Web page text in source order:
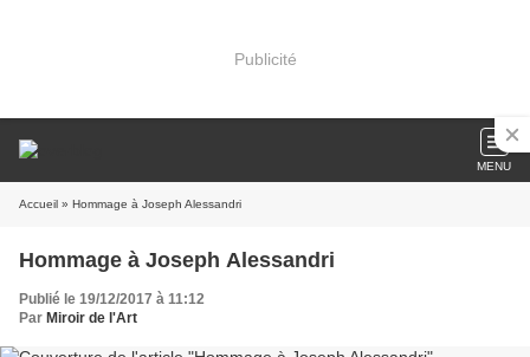
Publicité
MENU
Accueil » Hommage à Joseph Alessandri
Hommage à Joseph Alessandri
Publié le 19/12/2017 à 11:12
Par Miroir de l'Art